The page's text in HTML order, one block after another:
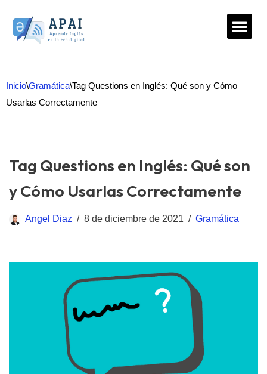
Saltar
Inicio\Gramática\Tag Questions en Inglés: Qué son y Cómo
Usarlas Correctamente
Tag Questions en Inglés: Qué son
y Cómo Usarlas Correctamente
Angel Diaz 8 de diciembre de 2021 Gramática